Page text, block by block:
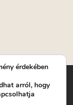
| Működési
Kálvária tér 6. |
| Titkárság:
érdekében
arról, hogy